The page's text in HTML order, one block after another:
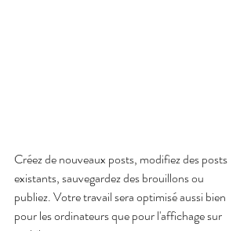
Créez de nouveaux posts, modifiez des posts
existants, sauvegardez des brouillons ou
publiez. Votre travail sera optimisé aussi bien
pour les ordinateurs que pour l'affichage sur